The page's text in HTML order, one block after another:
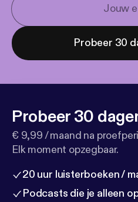
Probeer 30
Probeer 30
€ 9,99 / maand na
Elk moment opzegbaar.
20 uur luisterboeken /
Podcasts die je alleen